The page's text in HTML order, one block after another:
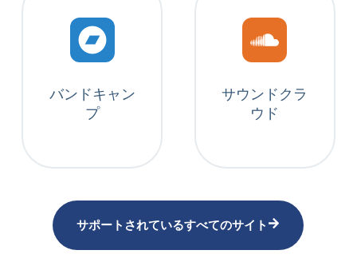
バンドキャン
プ
サウンドクラ
ウド
サポートされているすべてのサイト